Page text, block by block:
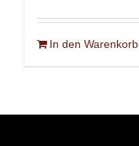
In den Warenkorb